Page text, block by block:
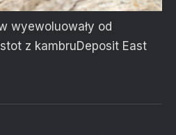
wyewoluowały od
z kambruDeposit East